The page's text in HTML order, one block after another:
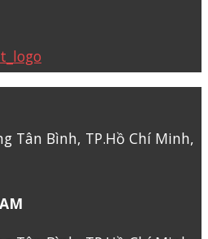
Tân Bình, TP.Hồ Chí Minh,